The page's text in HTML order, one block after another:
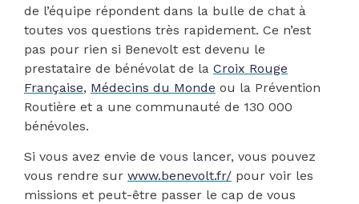
de l’équipe répondent dans la bulle de chat à
toutes vos questions très rapidement. Ce n’est
pas pour rien si Benevolt est devenu le
prestataire de bénévolat de la Croix Rouge
Française, Médecins du Monde ou la Prévention
Routière et a une communauté de 130 000
bénévoles.
Si vous avez envie de vous lancer, vous pouvez
vous rendre sur www.benevolt.fr/ pour voir les
missions et peut-être passer le cap de vous